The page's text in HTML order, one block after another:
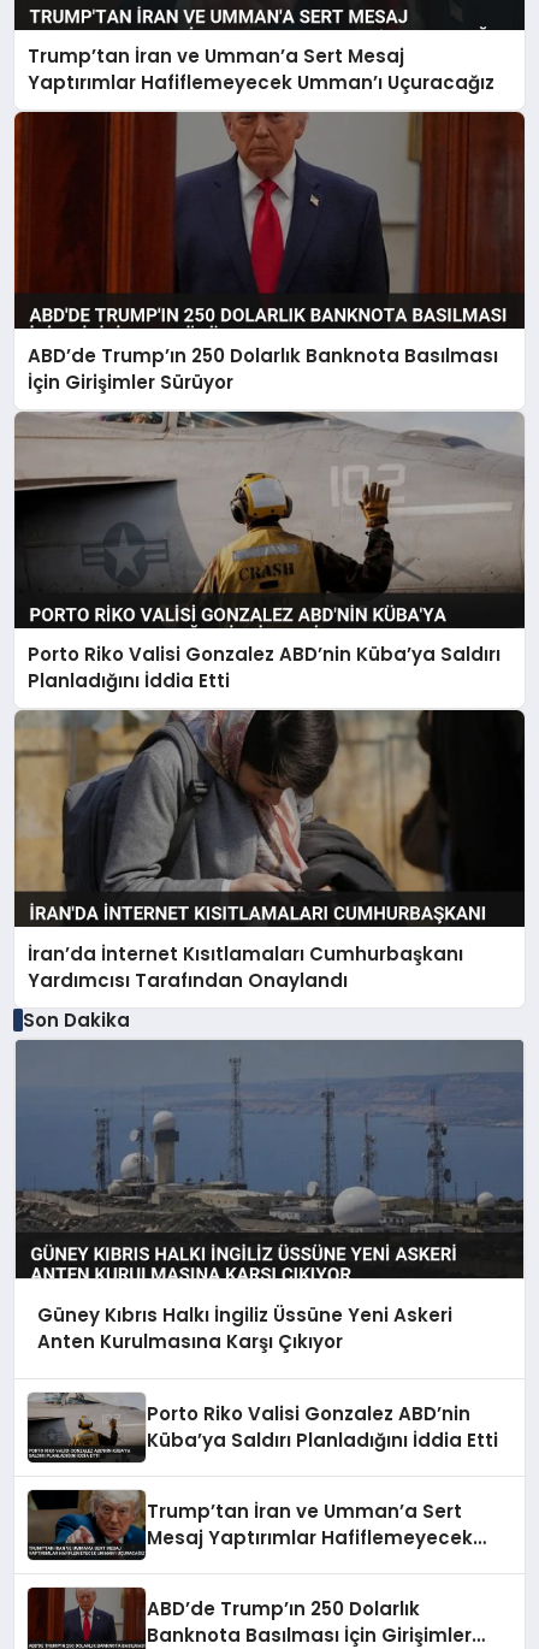
Trump’tan İran ve Umman’a Sert Mesaj
Yaptırımlar Hafiflemeyecek Umman’ı Uçuracağız
ABD’de Trump’ın 250 Dolarlık Banknota Basılması
İçin Girişimler Sürüyor
Porto Riko Valisi Gonzalez ABD’nin Küba’ya Saldırı
Planladığını İddia Etti
İran’da İnternet Kısıtlamaları Cumhurbaşkanı
Yardımcısı Tarafından Onaylandı
Son Dakika
Güney Kıbrıs Halkı İngiliz Üssüne Yeni Askeri
Anten Kurulmasına Karşı Çıkıyor
Porto Riko Valisi Gonzalez ABD’nin
Küba’ya Saldırı Planladığını İddia Etti
Trump’tan İran ve Umman’a Sert
Mesaj Yaptırımlar Hafiflemeyecek
ABD’de Trump’ın 250 Dolarlık
Banknota Basılması İçin Girişimler